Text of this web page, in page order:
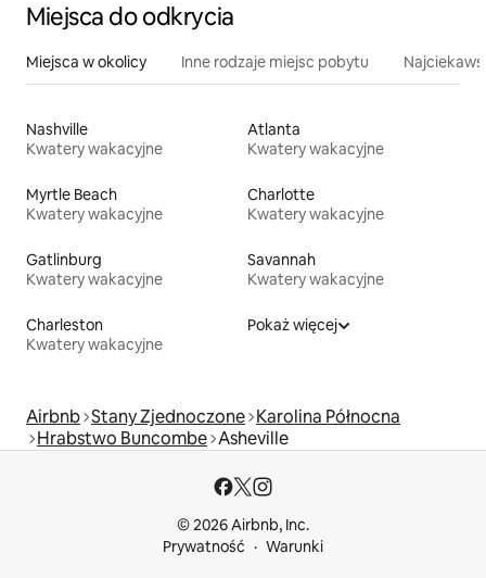
Miejsca do odkrycia
Miejsca w okolicy Inne rodzaje miejsc pobytu
Nashville
Kwatery wakacyjne
Atlanta
Kwatery wakacyjne
Myrtle Beach
Kwatery wakacyjne
Charlotte
Kwatery wakacyjne
Gatlinburg
Kwatery wakacyjne
Savannah
Kwatery wakacyjne
Charleston
Kwatery wakacyjne
Pokaż więcej
Airbnb Stany Zjednoczone Karolina Północna
Hrabstwo Buncombe Asheville
© 2026 Airbnb, Inc.
Prywatność
Warunki